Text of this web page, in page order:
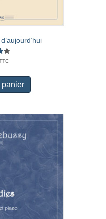
TTC
panier